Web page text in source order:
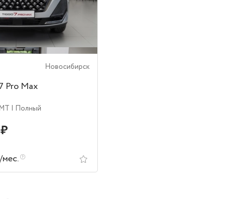
Новосибирск
Pro Max
| Полный